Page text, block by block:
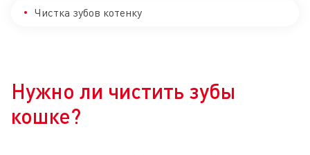
Чистка зубов котенку
Нужно ли чистить зубы
кошке?